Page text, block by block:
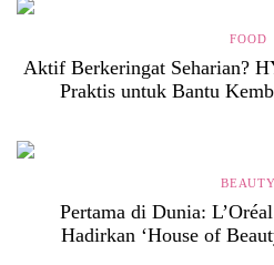
FOOD
Aktif Berkeringat Seharian?
Praktis untuk Bantu
BEAUTY
Pertama di Dunia:
Hadirkan ‘House of